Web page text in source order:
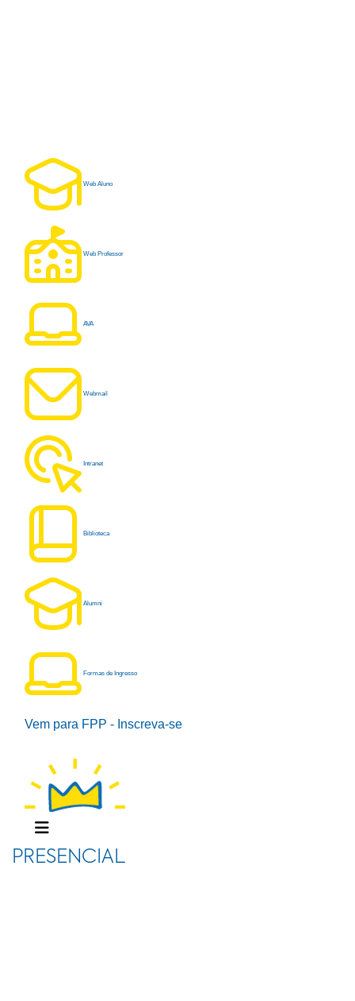
Web Aluno
Web Professor
AVA
Webmail
Intranet
Biblioteca
Alumni
Formas de Ingresso
Vem para FPP - Inscreva-se
PRESENCIAL